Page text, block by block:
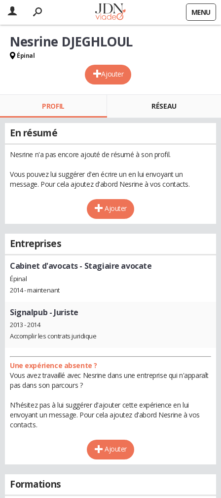
MENU
Ajouter
Nesrine DJEGHLOUL
Épinal
PROFIL RÉSEAU
En résumé
Nesrine n'a pas encore ajouté de résumé à son profil.
Vous pouvez lui suggérer d'en écrire un en lui envoyant un
message. Pour cela ajoutez d'abord Nesrine à vos contacts.
Ajouter
Entreprises
Cabinet d'avocats- Stagiaire avocate
Épinal
2014 - maintenant
Signalpub - Juriste
2013 - 2014
Accomplir les contrats juridique
Une expérience absente ?
Vous avez travaillé avec Nesrine dans une entreprise qui n'apparaît
pas dans son parcours ?
N'hésitez pas à lui suggérer d'ajouter cette expérience en lui
envoyant un message. Pour cela ajoutez d'abord Nesrine à vos
contacts.
Ajouter
Formations